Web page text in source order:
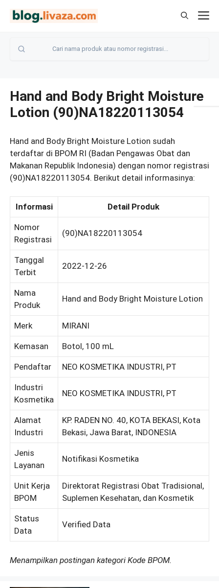
Hand and Body Bright Moisture
Lotion (90)NA18220113054
Hand and Body Bright Moisture Lotion sudah
terdaftar di BPOM RI (Badan Pengawas Obat dan
Makanan Republik Indonesia) dengan nomor registrasi
(90)NA18220113054. Berikut detail informasinya:
Informasi Detail Produk
Nomor
Registrasi
(90)NA18220113054
Tanggal
Terbit
2022-12-26
Nama
Produk
Hand and Body Bright Moisture Lotion
Merk MIRANI
Kemasan Botol, 100 mL
Pendaftar NEO KOSMETIKA INDUSTRI, PT
Industri
Kosmetika
NEO KOSMETIKA INDUSTRI, PT
Alamat
Industri
KP. RADEN NO. 40, KOTA BEKASI, Kota
Bekasi, Jawa Barat, INDONESIA
Jenis
Layanan
Notifikasi Kosmetika
Unit Kerja
BPOM
Direktorat Registrasi Obat Tradisional,
Suplemen Kesehatan, dan Kosmetik
Status
Data
Verified Data
Menampilkan postingan kategori Kode BPOM.